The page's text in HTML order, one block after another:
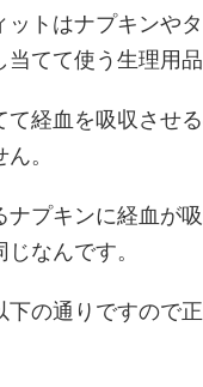
ットはナプキンや
当てて使う生理用品
て経血を吸収させ
。
ナプキンに経血が
なんです。
下の通りですので